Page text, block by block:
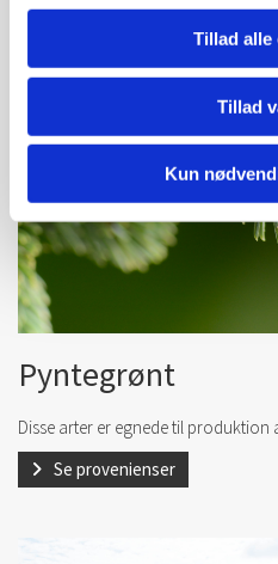
Tillad alle
Tillad
Kun
Pyntegrønt
Disse arter er egnede til produktion
Se provenienser